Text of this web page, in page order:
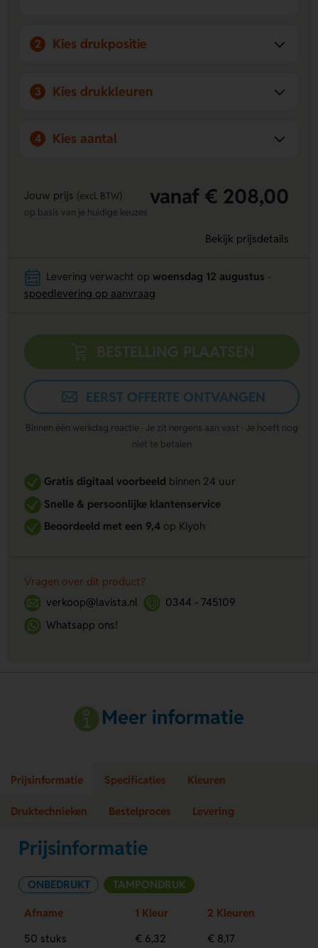
eigen ontwerp aanbrengen on the lid, Voorzijde of
Achterzijde.
magnetron en diepvries, en ideaal als luchtdichte
vershoudbox.
2 Kies drukpositie
3 Kies drukkleuren
4 Kies aantal
Jouw prijs (excl. BTW) vanaf € 208,00
op basis van je huidige keuzes
Bekijk prijsdetails
Levering verwacht op woensdag 12 augustus
spoedlevering op aanvraag
BESTELLING PLAATSEN
EERST OFFERTE ONTVANGEN
Binnen één werkdag reactie · Je zit nergens aan vast · Je hoeft nog
niet te betalen
Gratis digitaal voorbeeldbinnen 24 uur
Snelle & persoonlijke klantenservice
Beoordeeld met een 9,4op Kiyoh
Vragen over dit product?
verkoop@lavista.nl
0344 - 745109
Whatsapp ons!
Meer informatie
Prijsinformatie Specificaties Kleuren
Druktechnieken Bestelproces Levering
Prijsinformatie
ONBEDRUKT TAMPONDRUK
Afname 1 Kleur
2 Kleuren
50 stuks
€ 6,32 € 8,17